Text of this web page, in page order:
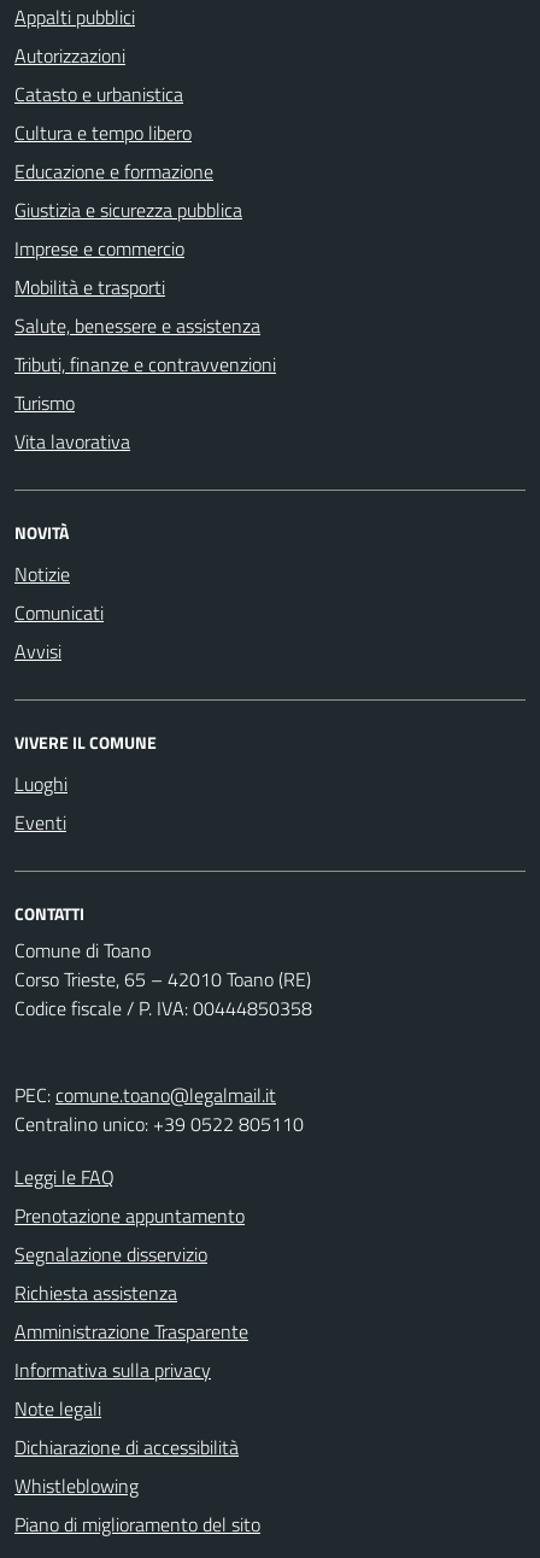
Appalti pubblici
Autorizzazioni
Catasto e urbanistica
Cultura e tempo libero
Educazione e formazione
Giustizia e sicurezza pubblica
Imprese e commercio
Mobilità e trasporti
Salute, benessere e assistenza
Tributi, finanze e contravvenzioni
Turismo
Vita lavorativa
NOVITÀ
Notizie
Comunicati
Avvisi
VIVERE IL COMUNE
Luoghi
Eventi
CONTATTI
Comune di Toano
Corso Trieste, 65 – 42010 Toano (RE)
Codice fiscale / P. IVA: 00444850358
PEC:comune.toano@legalmail.it
Centralino unico: +39 0522 805110
Leggi le FAQ
Prenotazione appuntamento
Segnalazione disservizio
Richiesta assistenza
Amministrazione Trasparente
Informativa sulla privacy
Note legali
Dichiarazione di accessibilità
Whistleblowing
Piano di miglioramento del sito